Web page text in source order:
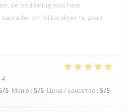
de bediening was heel
om bij karakter te gaan
4
/5 Меню : 5/5 Цена / качество : 5/5